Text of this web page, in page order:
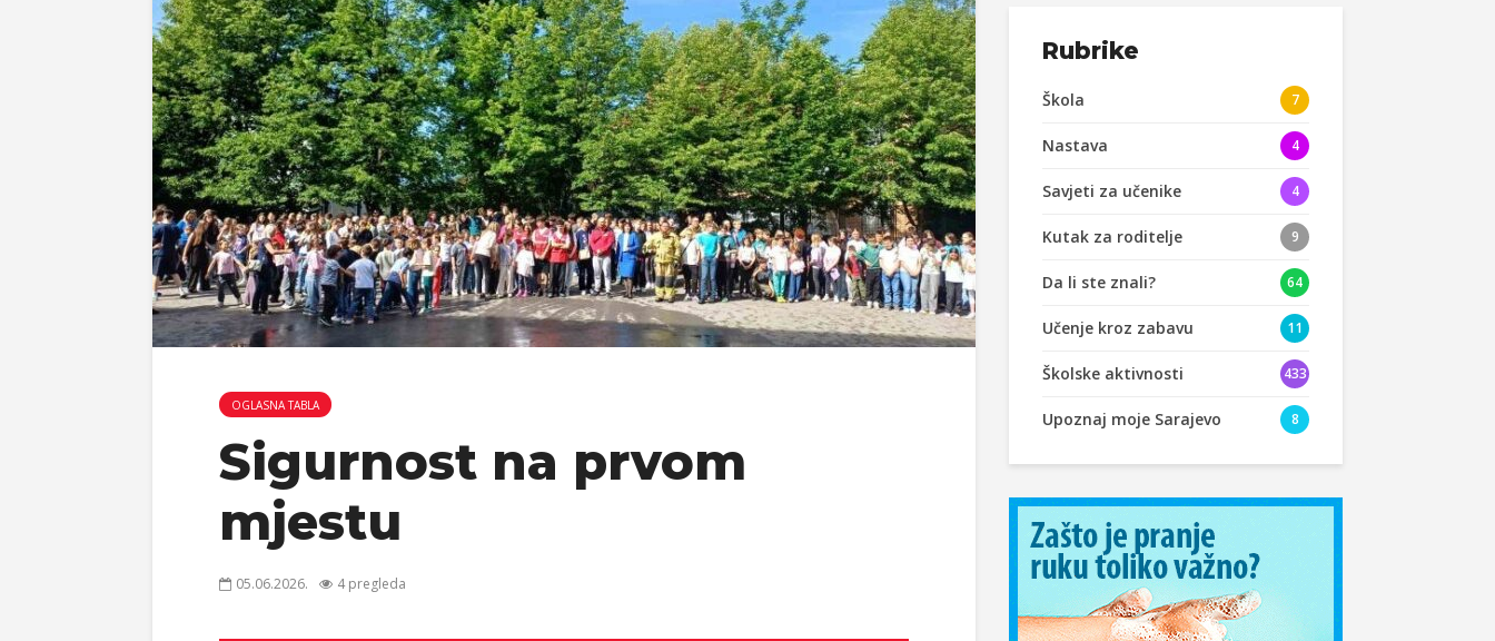
OGLASNA TABLA
Sigurnost na prvom
mjestu
05.06.2026. 4 pregleda
Rubrike
Škola 7
Nastava 4
Savjeti za učenike 4
Kutak za roditelje 9
Da li ste znali? 64
Učenje kroz zabavu 11
Školske aktivnosti 433
Upoznaj moje Sarajevo 8